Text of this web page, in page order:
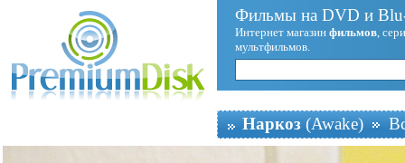
Фильмы на DVD и
Интернет магазин фильмов,
мультфильмов.
Наркоз (Awake)